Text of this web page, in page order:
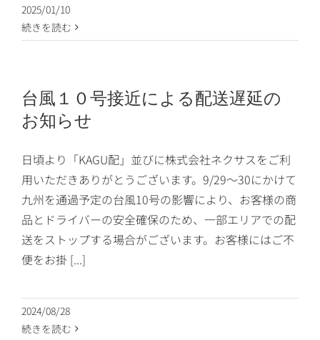
2025/01/10
続きを読む
台風１０号接近による配送遅延の
お知らせ
日頃より「KAGU配」並びに株式会社ネクサスをご利
用いただきありがとうございます。9/29〜30にかけて
九州を通過予定の台風10号の影響により、お客様の商
品とドライバーの安全確保のため、一部エリアでの配
送をストップする場合がございます。お客様にはご不
便をお掛 [...]
2024/08/28
続きを読む